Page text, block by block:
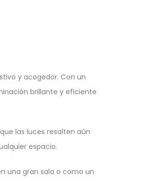
y acogedor. Con un
brillante y eficiente
las luces resalten aún
espacio.
una gran sala o como un